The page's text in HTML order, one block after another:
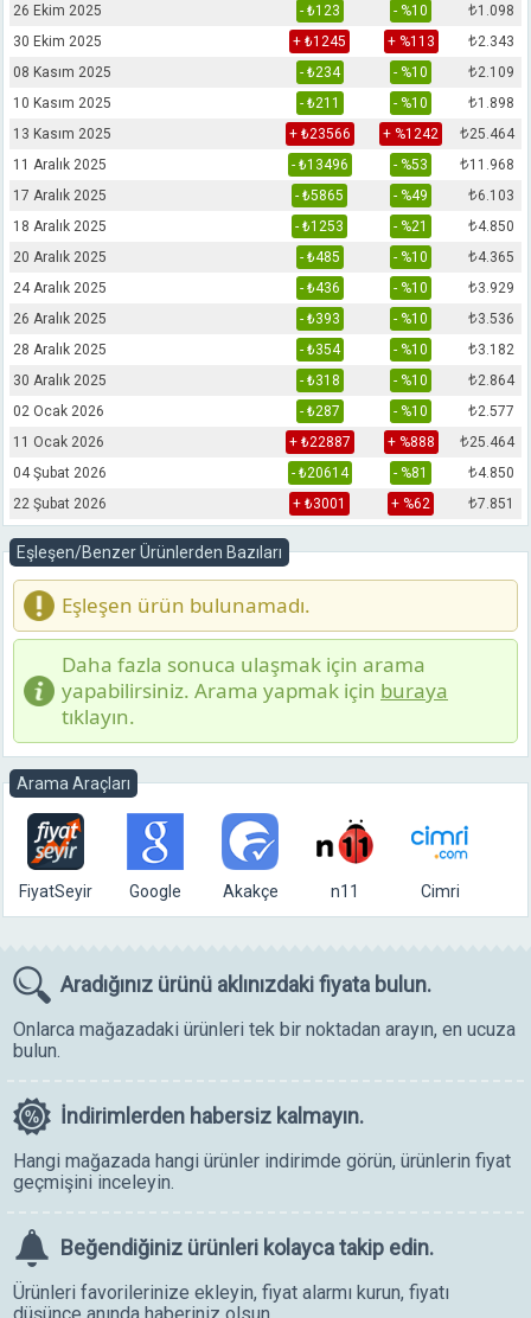
26 Ekim 2025
- ₺123 - %10 ₺1.098
30 Ekim 2025
+ ₺1245 + %113 ₺2.343
08 Kasım 2025
- ₺234 - %10 ₺2.109
10 Kasım 2025
- ₺211 - %10 ₺1.898
13 Kasım 2025
+ ₺23566 + %1242 ₺25.464
11 Aralık 2025
- ₺13496 - %53 ₺11.968
17 Aralık 2025
- ₺5865 - %49 ₺6.103
18 Aralık 2025
- ₺1253 - %21 ₺4.850
20 Aralık 2025
- ₺485 - %10 ₺4.365
24 Aralık 2025
- ₺436 - %10 ₺3.929
26 Aralık 2025
- ₺393 - %10 ₺3.536
28 Aralık 2025
- ₺354 - %10 ₺3.182
30 Aralık 2025
- ₺318 - %10 ₺2.864
02 Ocak 2026
- ₺287 - %10 ₺2.577
11 Ocak 2026
+ ₺22887 + %888 ₺25.464
04 Şubat 2026
- ₺20614 - %81 ₺4.850
22 Şubat 2026
+ ₺3001 + %62 ₺7.851
Eşleşen/Benzer Ürünlerden Bazıları
Eşleşen ürün bulunamadı.
Daha fazla sonuca ulaşmak için arama
yapabilirsiniz. Arama yapmak için buraya
tıklayın.
Arama Araçları
FiyatSeyir Google Akakçe n11 Cimri
Aradığınız ürünü aklınızdaki fiyata bulun.
Onlarca mağazadaki ürünleri tek bir noktadan arayın, en ucuza
bulun.
İndirimlerden habersiz kalmayın.
Hangi mağazada hangi ürünler indirimde görün, ürünlerin fiyat
geçmişini inceleyin.
Beğendiğiniz ürünleri kolayca takip edin.
Ürünleri favorilerinize ekleyin, fiyat alarmı kurun, fiyatı